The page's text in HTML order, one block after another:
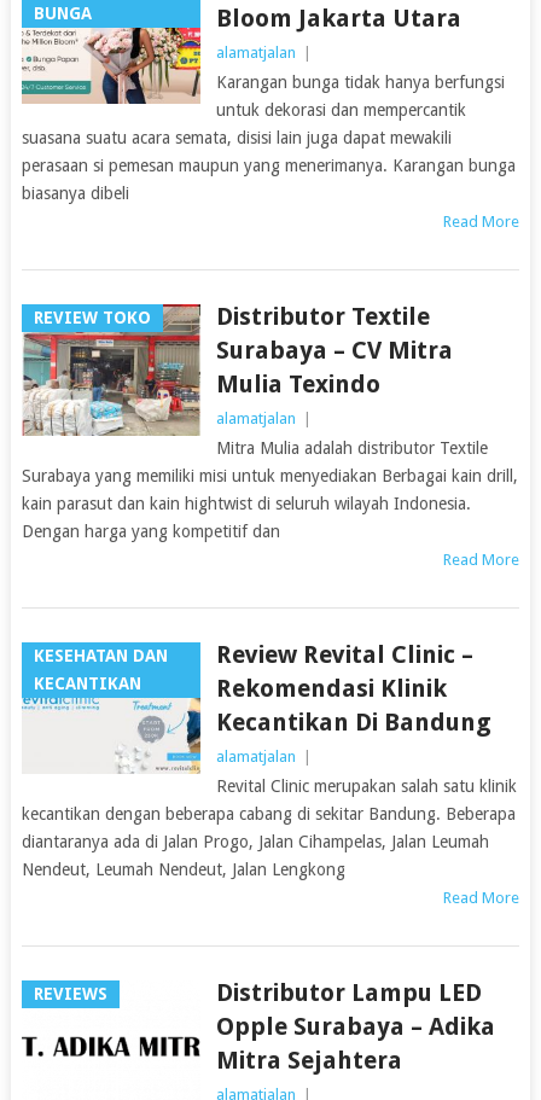
BUNGA
Bloom Jakarta Utara
alamatjalan
Karangan bunga tidak hanya berfungsi
untuk dekorasi dan mempercantik
suasana suatu acara semata, disisi lain juga dapat mewakili
perasaan si pemesan maupun yang menerimanya. Karangan bunga
biasanya dibeli
Read More
REVIEW TOKO
Distributor Textile
Surabaya – CV Mitra
Mulia Texindo
alamatjalan
Mitra Mulia adalah distributor Textile
Surabaya yang memiliki misi untuk menyediakan Berbagai kain drill,
kain parasut dan kain hightwist di seluruh wilayah Indonesia.
Dengan harga yang kompetitif dan
Read More
KESEHATAN DAN
KECANTIKAN
Review Revital Clinic –
Rekomendasi Klinik
Kecantikan Di Bandung
alamatjalan
Revital Clinic merupakan salah satu klinik
kecantikan dengan beberapa cabang di sekitar Bandung. Beberapa
diantaranya ada di Jalan Progo, Jalan Cihampelas, Jalan Leumah
Nendeut, Leumah Nendeut, Jalan Lengkong
Read More
REVIEWS
Distributor Lampu LED
Opple Surabaya – Adika
Mitra Sejahtera
alamatjalan